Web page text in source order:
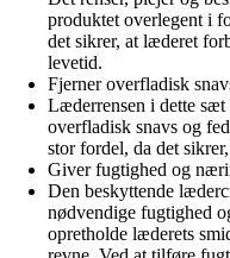
produktet overlegent i
det sikrer, at læderet
levetid.
Fjerner overfladisk
Læderrensen i dette
overfladisk snavs og
stor fordel, da det
Giver fugtighed og
Den beskyttende
nødvendige fugtighed
opretholde læderets